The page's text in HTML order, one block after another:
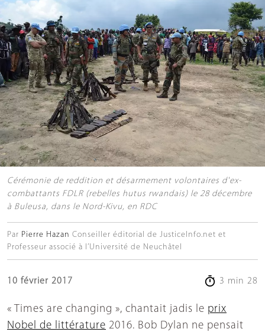
Cérémonie de reddition et désarmement volontaires d'ex-
combattants FDLR (rebelles hutus rwandais) le 28 décembre
à Buleusa, dans le Nord-Kivu, en RDC
Par Pierre Hazan Conseiller éditorial de JusticeInfo.net et
Professeur associé à l’Université de Neuchâtel
10 février 2017 3 min 28
« Times are changing », chantait jadis le prix
Nobel de littérature 2016. Bob Dylan ne pensait